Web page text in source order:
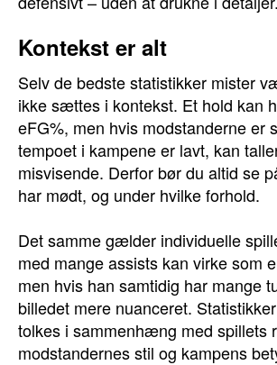
Kontekst er alt
Selv de bedste statistikker mister
ikke sættes i kontekst. Et hold kan
eFG%, men hvis modstanderne er
tempoet i kampene er lavt, kan
misvisende. Derfor bør du altid se
har mødt, og under hvilke forhold.
Det samme gælder individuelle
med mange assists kan virke som
men hvis han samtidig har mange
billedet mere nuanceret.
tolkes i sammenhæng med spillets
modstandernes stil og kampens